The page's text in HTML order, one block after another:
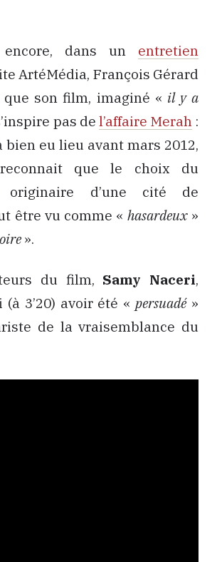
encore, dans un entretien
ArtéMédia, François Gérard
son film, imaginé « il y a
pas de l’affaire Merah:
bien eu lieu avant mars 2012,
que le choix du
originaire d’une cité de
être vu comme « hasardeux»
».
du film, Samy Naceri,
(à 3’20) avoir été «persuadé»
de la vraisemblance du